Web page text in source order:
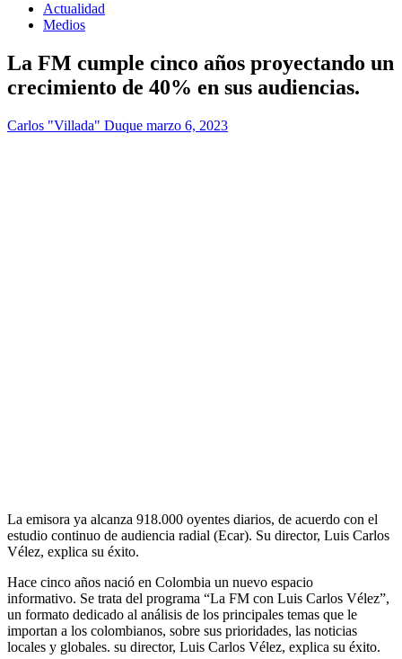
Actualidad
Medios
La FM cumple cinco años proyectando un
crecimiento de 40% en sus audiencias.
Carlos "Villada" Duque marzo 6, 2023
La emisora ya alcanza 918.000 oyentes diarios, de acuerdo con el
estudio continuo de audiencia radial (Ecar). Su director, Luis Carlos
Vélez, explica su éxito.
Hace cinco años nació en Colombia un nuevo espacio
informativo. Se trata del programa “La FM con Luis Carlos Vélez”,
un formato dedicado al análisis de los principales temas que le
importan a los colombianos, sobre sus prioridades, las noticias
locales y globales. su director, Luis Carlos Vélez, explica su éxito.